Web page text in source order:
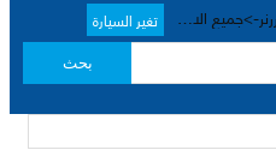
الاختيارات-> تغير السيارة
بحث